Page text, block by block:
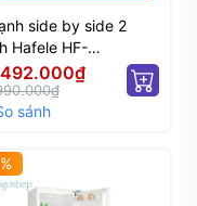
side by side 2
Hafele HF-
534.14.021